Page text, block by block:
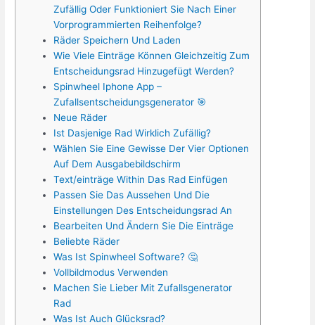
Zufällig Oder Funktioniert Sie Nach Einer
Vorprogrammierten Reihenfolge?
Räder Speichern Und Laden
Wie Viele Einträge Können Gleichzeitig Zum
Entscheidungsrad Hinzugefügt Werden?
Spinwheel Iphone App –
Zufallsentscheidungsgenerator 🎯
Neue Räder
Ist Dasjenige Rad Wirklich Zufällig?
Wählen Sie Eine Gewisse Der Vier Optionen
Auf Dem Ausgabebildschirm
Text/einträge Within Das Rad Einfügen
Passen Sie Das Aussehen Und Die
Einstellungen Des Entscheidungsrad An
Bearbeiten Und Ändern Sie Die Einträge
Beliebte Räder
Was Ist Spinwheel Software? 🤔
Vollbildmodus Verwenden
Machen Sie Lieber Mit Zufallsgenerator
Rad
Was Ist Auch Glücksrad?